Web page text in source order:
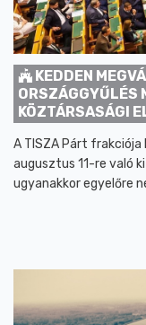
KEDDEN
ORSZÁGGYŰLÉS
KÖZTÁRSASÁGI
A TISZA Párt
augusztus 11-re való
ugyanakkor egyelőre